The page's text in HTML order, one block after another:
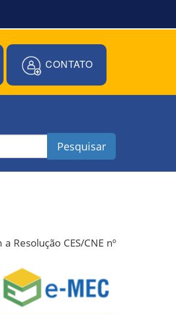
CONTATO
Pesquisar
Resolução CES/CNE nº